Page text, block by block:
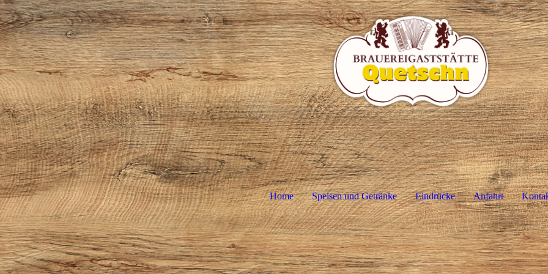
Home Speisen und Getränke Eindrücke Anfahrt